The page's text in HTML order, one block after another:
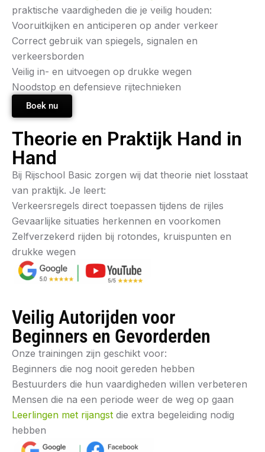
praktische vaardigheden die je veilig houden:
Vooruitkijken en anticiperen op ander verkeer
Correct gebruik van spiegels, signalen en
verkeersborden
Veilig in- en uitvoegen op drukke wegen
Noodstop en defensieve rijtechnieken
Boek nu
Theorie en Praktijk Hand in
Hand
Bij Rijschool Basic zorgen wij dat theorie niet losstaat
van praktijk. Je leert:
Verkeersregels direct toepassen tijdens de rijles
Gevaarlijke situaties herkennen en voorkomen
Zelfverzekerd rijden bij rotondes, kruispunten en
drukke wegen
Veilig Autorijden voor
Beginners en Gevorderden
Onze trainingen zijn geschikt voor:
Beginners die nog nooit gereden hebben
Bestuurders die hun vaardigheden willen verbeteren
Mensen die na een periode weer de weg op gaan
Leerlingen met rijangst die extra begeleiding nodig
hebben